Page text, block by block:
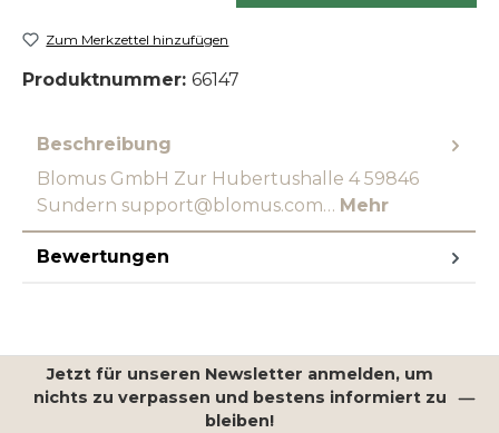
Zum Merkzettel hinzufügen
Produktnummer: 66147
Beschreibung
Blomus GmbH Zur Hubertushalle 4 59846
Sundern support@blomus.com… Mehr
Bewertungen
Jetzt für unseren Newsletter anmelden, um
nichts zu verpassen und bestens informiert zu
bleiben!